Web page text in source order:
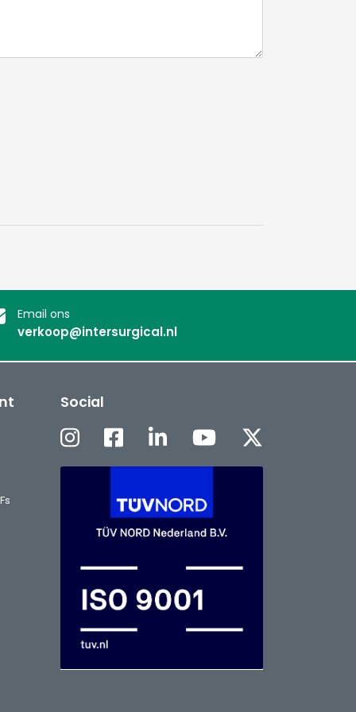
Email ons
verkoop@intersurgical.nl
Social